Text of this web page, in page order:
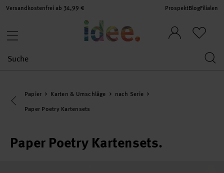
Versandkostenfrei ab 34,99 € ProspektBlogFilialen
Eine Kategorie zurück navigieren
Papier Karten & Umschläge
nach Serie
Paper Poetry Kartensets
Paper Poetry Kartensets.